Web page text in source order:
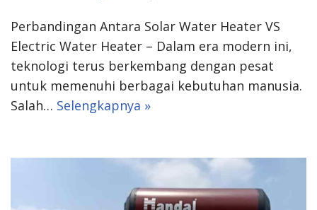
Perbandingan Antara Solar Water Heater VS
Electric Water Heater – Dalam era modern ini,
teknologi terus berkembang dengan pesat
untuk memenuhi berbagai kebutuhan manusia.
Salah… Selengkapnya »